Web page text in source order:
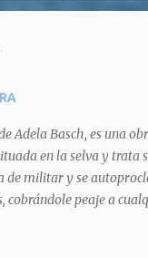
Adela Basch, es una
en la selva y trata
de militar y se
cobrándole peaje a